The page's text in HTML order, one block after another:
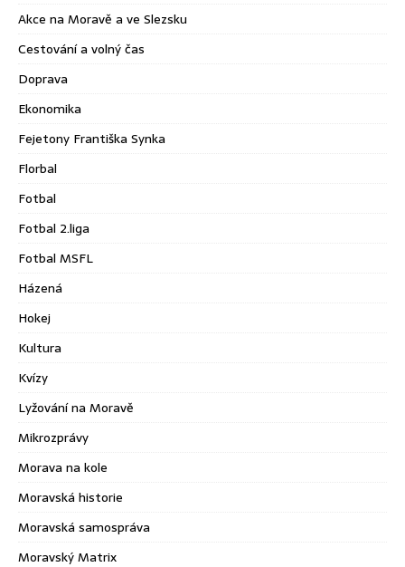
Akce na Moravě a ve Slezsku
Cestování a volný čas
Doprava
Ekonomika
Fejetony Františka Synka
Florbal
Fotbal
Fotbal 2.liga
Fotbal MSFL
Házená
Hokej
Kultura
Kvízy
Lyžování na Moravě
Mikrozprávy
Morava na kole
Moravská historie
Moravská samospráva
Moravský Matrix